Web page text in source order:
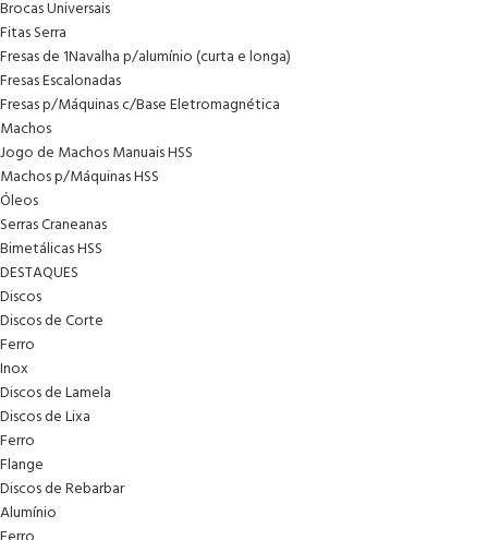
Brocas Universais
Fitas Serra
Fresas de 1Navalha p/alumínio (curta e longa)
Fresas Escalonadas
Fresas p/Máquinas c/Base Eletromagnética
Machos
Jogo de Machos Manuais HSS
Machos p/Máquinas HSS
Óleos
Serras Craneanas
Bimetálicas HSS
DESTAQUES
Discos
Discos de Corte
Ferro
Inox
Discos de Lamela
Discos de Lixa
Ferro
Flange
Discos de Rebarbar
Alumínio